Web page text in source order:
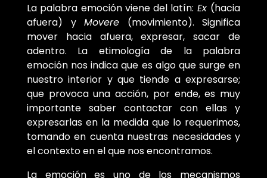
La palabra emoción viene del latín: Ex (hacia
afuera) y Movere (movimiento). Significa
mover hacia afuera, expresar, sacar de
adentro. La etimología de la palabra
emoción nos indica que es algo que surge en
nuestro interior y que tiende a expresarse;
que provoca una acción, por ende, es muy
importante saber contactar con ellas y
expresarlas en la medida que lo requerimos,
tomando en cuenta nuestras necesidades y
el contexto en el que nos encontramos.
La emoción es uno de los mecanismos